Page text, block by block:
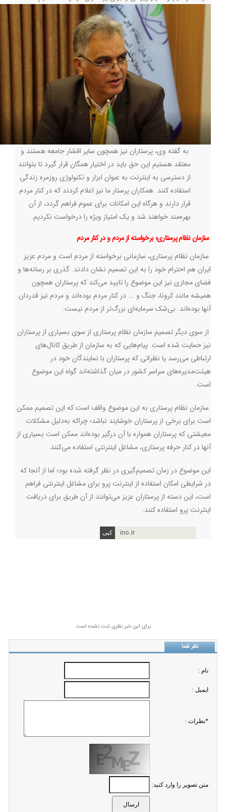
به گفته وی، پرستاران نیز همچون سایر اقشار جامعه هستند و
معتقد هستیم این حق باید در اختیار همگان قرار گیرد تا بتوانند
از دسترسی به اینترنت به عنوان ابزار و تکنولوژی روزمره زندگی
استفاده کنند. همکاران پرستار ما نیز اعلام کردند که در کنار مردم
قرار دارند و هرگاه این امکانات برای عموم فراهم گردد، از آن
بهره‌مند خواهند شد و یک امتیاز ویژه را درخواست نکردیم.
سازمان نظام پرستاری؛ برخواسته از مردم و در کنار مردم
سازمان نظام پرستاری، سازمانی برخواسته از مردم است و مردم عزیز
ایران هم احترام خود را به این تصمیم نشان دادند. گذری بر رسانه‌ها و
فضای مجازی نیز این موضوع را تایید می‌کند که پرستاران همچون
همیشه مانند کرونا، جنگ و ... در کنار مردم بوده‌اند و مردم نیز قدردان
آنها بوده‌اند. بی‌شک سرمایه‌ای بزرگ‌تر از مردم نیست.
از سوی دیگر تصمیم سازمان نظام پرستاری از سوی بسیاری از پرستاران
نیز حمایت شده است. پیام‌هایی که به سازمان از طریق کانال‌های
ارتباطی می‌رسد یا نظراتی که پرستاران با نمایندگان خود در
هیئت‌مدیره‌های سراسر کشور در میان گذاشته‌اند گواه این موضوع
است.
سازمان نظام پرستاری به این موضوع واقف است که این تصمیم ممکن
است برای برخی از پرستاران خوشایند نباشد؛ چراکه به‌دلیل مشکلات
معیشتی که پرستاران همواره با آن درگیر بوده‌اند ممکن است بسیاری از
آنها در کنار حرفه پرستاری، مشاغل اینترنتی استفاده می‌کنند.
این موضوع در زمان تصمیم‌گیری در نظر گرفته شده بود؛ اما از آنجا که
در شرایطی امکان استفاده از اینترنت پرو برای مشاغل اینترنتی فراهم
است، این دسته از پرستاران عزیز می‌توانند از آن طریق برای دریافت
اینترنت پرو استفاده کنند.
ino.ir
برای این خبر نظری ثبت نشده است
نظر شما
نام :
ايميل :
*نظرات :
متن تصویر را وارد کنید: